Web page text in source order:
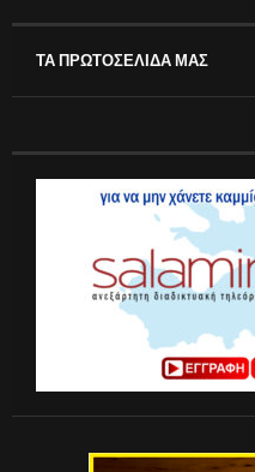
ΤΑ ΠΡΩΤΟΣΕΛΙΔΑ ΜΑΣ